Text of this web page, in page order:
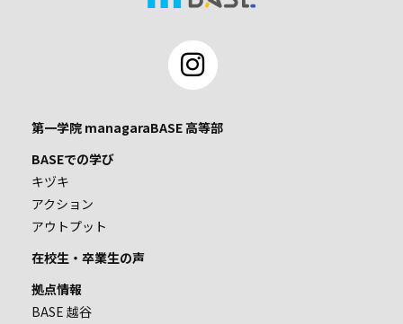
第一学院 managaraBASE 高等部
BASEでの学び
キヅキ
アクション
アウトプット
在校生・卒業生の声
拠点情報
BASE 越谷